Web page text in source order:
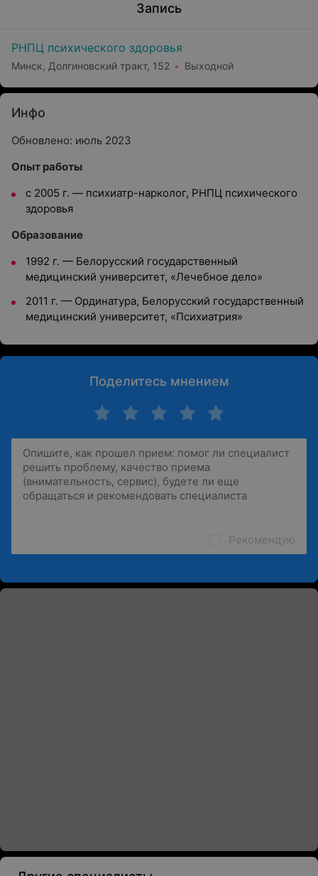
Запись
РНПЦ психического здоровья
Минск, Долгиновский тракт, 152 Выходной
Инфо
Обновлено: июль 2023
Опыт работы
с 2005 г. — психиатр-нарколог, РНПЦ психического
здоровья
Образование
1992 г. — Белорусский государственный
медицинский университет, «Лечебное дело»
2011 г. — Ординатура, Белорусский государственный
медицинский университет, «Психиатрия»
Поделитесь мнением
Рекомендую